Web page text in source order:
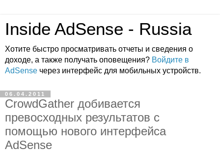
Inside AdSense - Russia
Хотите быстро просматривать отчеты и сведения о
доходе, а также получать оповещения? Войдите в
AdSense через интерфейс для мобильных устройств.
06.04.2011
CrowdGather добивается
превосходных результатов с
помощью нового интерфейса
AdSense